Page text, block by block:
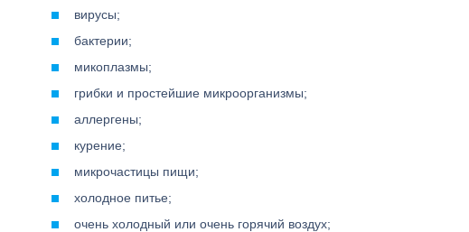
вирусы;
бактерии;
микоплазмы;
грибки и простейшие микроорганизмы;
аллергены;
курение;
микрочастицы пищи;
холодное питье;
очень холодный или очень горячий воздух;